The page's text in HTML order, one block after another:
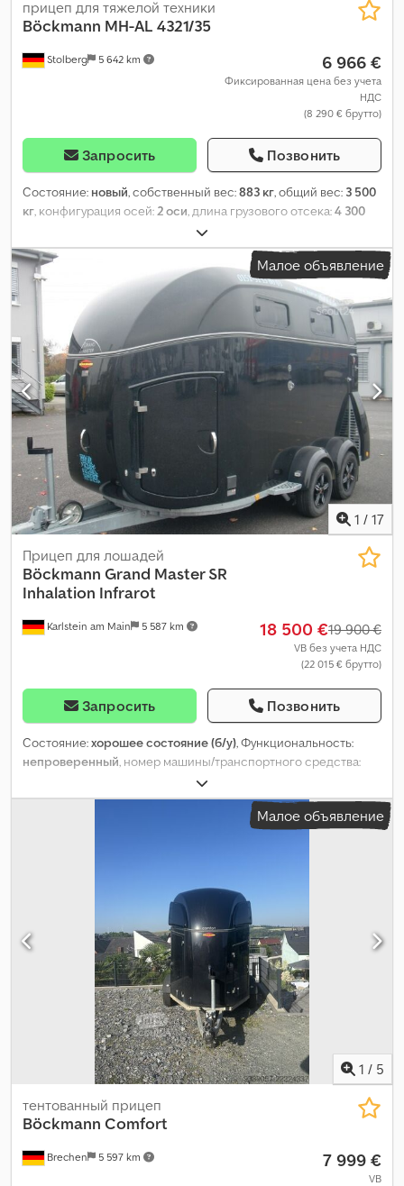
Stolberg 5 642 km
прицеп для тяжелой техники
Böckmann MH-AL 4321/35
6 966 €
Фиксированная цена без учета
НДС
(8 290 € брутто)
Запросить Позвонить
Состояние: новый, собственный вес:883 кг, общий вес: 3 500
кг, конфигурация осей:2 оси, длина грузового отсека:4 300
, ширина пространства для загрузки:
грузового отсека:200 мм, общая длина:6 259 мм, общая
ширина:
, общая высота:1 607 мм ,Малое объявление
1 / 17
Karlstein am Main 5 587 km
Прицеп для лошадей
Böckmann Grand Master SR
Inhalation Infrarot
18 500 €19 900 €
VB без учета НДС
(22 015 € брутто)
Запросить Позвонить
Состояние:хорошее состояние (б/у), Функциональность:
непроверенный , номер машины/транспортного средства:
, собственный вес:
максимальная грузоподъёмность:1 462 кг, общий вес:2 700
, допустимая нагрузка на ось (ось
, состояние шин:50 процент
чёрный , тормоз прицепа:
тормозами
Малое объявление
1 / 5
Brechen 5 597 km
тентованный прицеп
Böckmann Comfort
7 999 €
VB